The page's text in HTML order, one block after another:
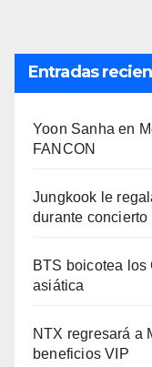
Entradas
Yoon Sanha en
FANCON
Jungkook le
durante concierto
BTS boicotea los
asiática
NTX regresará a
beneficios VIP